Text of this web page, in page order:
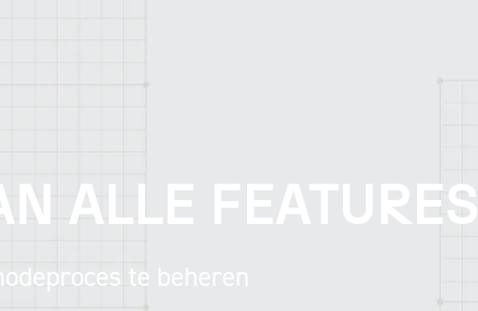
ALLE FEATURES
te beheren